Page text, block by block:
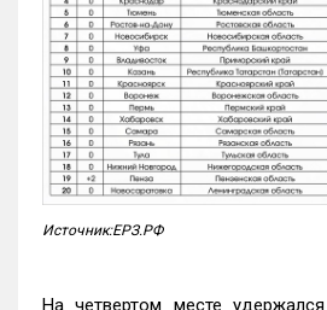
Источник:ЕРЗ.РФ
На четвертом месте удержался